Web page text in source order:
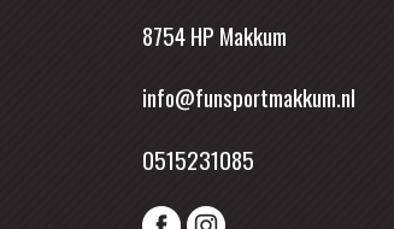
8754 HP Makkum
info@funsportmakkum.nl
0515231085